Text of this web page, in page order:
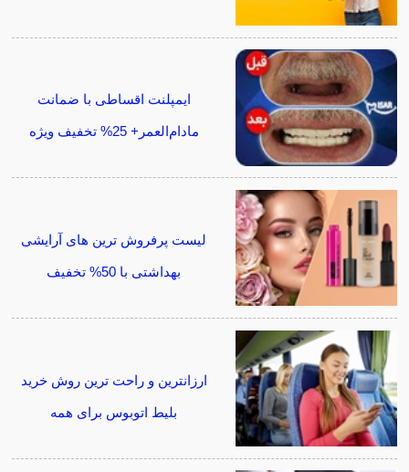
ایمپلنت اقساطی با ضمانت
مادام‌العمر+ 25% تخفیف ویژه
لیست پرفروش ترین های آرایشی
بهداشتی با 50% تخفیف
ارزانترین و راحت ترین روش خرید
بلیط اتوبوس برای همه